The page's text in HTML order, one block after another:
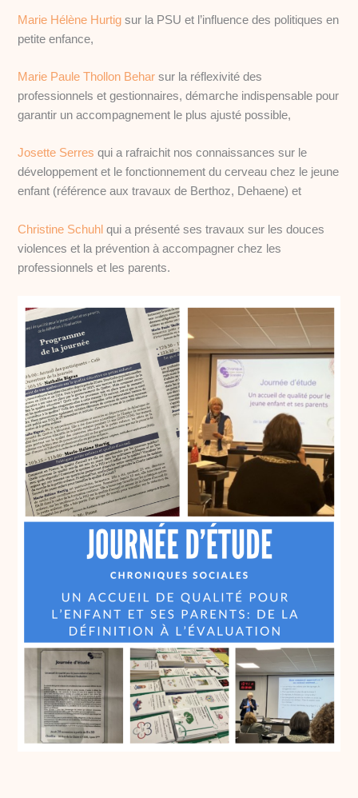
Marie Hélène Hurtig sur la PSU et l’influence des politiques en
petite enfance,
Marie Paule Thollon Behar sur la réflexivité des
professionnels et gestionnaires, démarche indispensable pour
garantir un accompagnement le plus ajusté possible,
Josette Serres qui a rafraichit nos connaissances sur le
développement et le fonctionnement du cerveau chez le jeune
enfant (référence aux travaux de Berthoz, Dehaene) et
Christine Schuhl qui a présenté ses travaux sur les douces
violences et la prévention à accompagner chez les
professionnels et les parents.